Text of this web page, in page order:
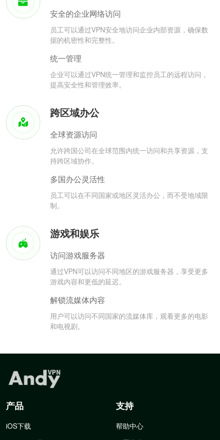
安全的企业网络访问
员工可以通过VPN安全地访问企业内部资源，确保数
据的机密性和完整性。
统一管理
企业可以通过VPN统一管理和监控员工的远程访问，
提高安全性和管理效率。
跨区域办公
全球资源访问
允许跨国公司在全球范围内统一访问和共享资源，支
持跨区域协作。
多国办公灵活性
员工可以在不同国家或地区灵活办公，而不受地域限
制。
游戏和娱乐
访问游戏服务器
通过VPN可以访问不同地区的游戏服务器，享受更多
游戏内容和更低的延迟。
解锁流媒体内容
用户可以访问不同国家的流媒体库，观看更多的电影
和电视剧。
产品
iOS下载
支持
帮助中心